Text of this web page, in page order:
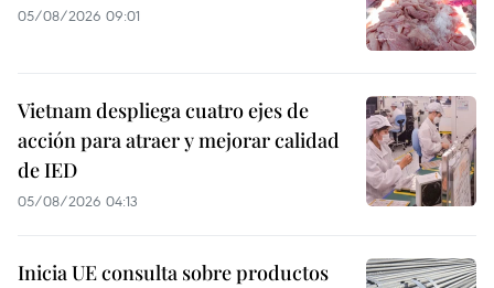
05/08/2026 09:01
Vietnam despliega cuatro ejes de
acción para atraer y mejorar calidad
de IED
05/08/2026 04:13
Inicia UE consulta sobre productos